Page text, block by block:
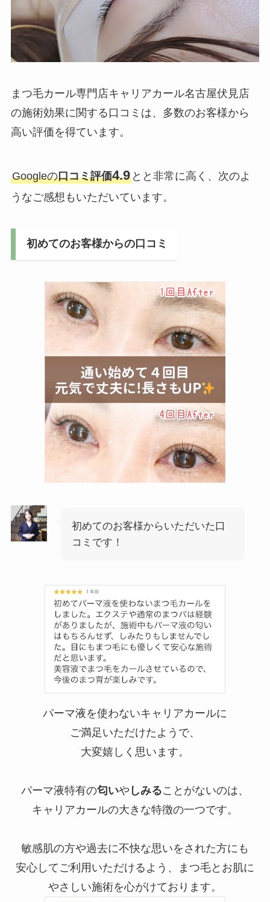
まつ毛カール専門店キャリアカール名古屋伏見店
の施術効果に関する口コミは、多数のお客様から
高い評価を得ています。
Googleの口コミ評価4.9とと非常に高く、次のよ
うなご感想もいただいています。
初めてのお客様からの口コミ
初めてのお客様からいただいた口
コミです！
パーマ液を使わないキャリアカールに
ご満足いただけたようで、
大変嬉しく思います。
パーマ液特有の匂いや しみることがないのは、
キャリアカールの大きな特徴の一つです。
敏感肌の方や過去に不快な思いをされた方にも
安心してご利用いただけるよう、まつ毛とお肌に
やさしい施術を心がけております。